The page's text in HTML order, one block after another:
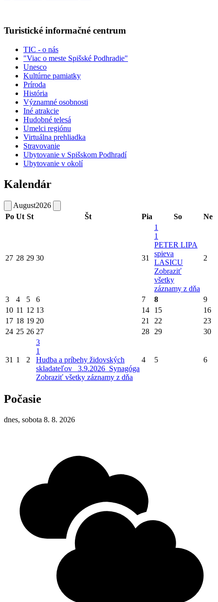
Turistické informačné centrum
TIC - o nás
"Viac o meste Spišské Podhradie"
Unesco
Kultúrne pamiatky
Príroda
História
Významné osobnosti
Iné atrakcie
Hudobné telesá
Umelci regiónu
Virtuálna prehliadka
Stravovanie
Ubytovanie v Spišskom Podhradí
Ubytovanie v okolí
Kalendár
August2026
Po Ut St Št Pia So Ne
27 28 29 30 31
1
1
PETER LIPA
spieva
LASICU
Zobraziť
všetky
záznamy z dňa
2
3 4 5 6 7 8
9
10 11 12 13 14 15
16
17 18 19 20 21 22
23
24 25 26 27 28 29 30
31 1 2
3
1
Hudba a príbehy židovských
skladateľov_ 3.9.2026_Synagóga
Zobraziť všetky záznamy z dňa
4 5 6
Počasie
dnes, sobota 8. 8. 2026